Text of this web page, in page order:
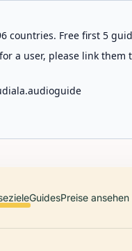
countries. Free first 5
a user, please link
GuidesPreise ansehen